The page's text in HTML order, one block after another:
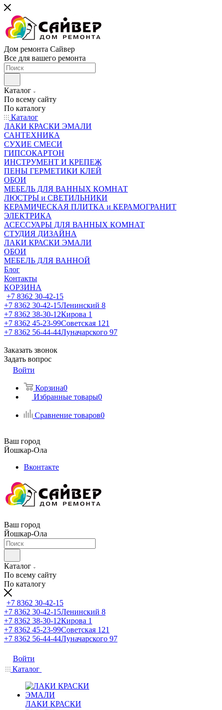
Дом ремонта Сайвер
Все для вашего ремонта
Каталог
По всему сайту
По каталогу
Каталог
ЛАКИ КРАСКИ ЭМАЛИ
САНТЕХНИКА
СУХИЕ СМЕСИ
ГИПСОКАРТОН
ИНСТРУМЕНТ И КРЕПЕЖ
ПЕНЫ ГЕРМЕТИКИ КЛЕЙ
ОБОИ
МЕБЕЛЬ ДЛЯ ВАННЫХ КОМНАТ
ЛЮСТРЫ и СВЕТИЛЬНИКИ
КЕРАМИЧЕСКАЯ ПЛИТКА и КЕРАМОГРАНИТ
ЭЛЕКТРИКА
АСЕССУАРЫ ДЛЯ ВАННЫХ КОМНАТ
СТУДИЯ ДИЗАЙНА
ЛАКИ КРАСКИ ЭМАЛИ
ОБОИ
МЕБЕЛЬ ДЛЯ ВАННОЙ
Блог
Контакты
КОРЗИНА
+7 8362 30-42-15
+7 8362 30-42-15Ленинский 8
+7 8362 38-30-12Кирова 1
+7 8362 45-23-99Советская 121
+7 8362 56-44-44Луначарского 97
Заказать звонок
Задать вопрос
Войти
Корзина0
Избранные товары0
Сравнение товаров0
Ваш город
Йошкар-Ола
Вконтакте
Ваш город
Йошкар-Ола
Каталог
По всему сайту
По каталогу
+7 8362 30-42-15
+7 8362 30-42-15Ленинский 8
+7 8362 38-30-12Кирова 1
+7 8362 45-23-99Советская 121
+7 8362 56-44-44Луначарского 97
Войти
Каталог
ЛАКИ КРАСКИ